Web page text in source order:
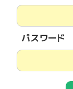
パスワード